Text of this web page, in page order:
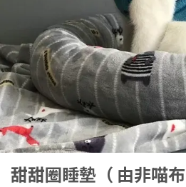
甜甜圈睡墊（ 由非喵布